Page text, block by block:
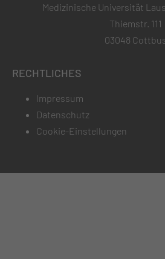
Medizinische Universität
Thiemstr. 111
03048
RECHTLICHES
Impressum
Datenschutz
Cookie-Einstellungen